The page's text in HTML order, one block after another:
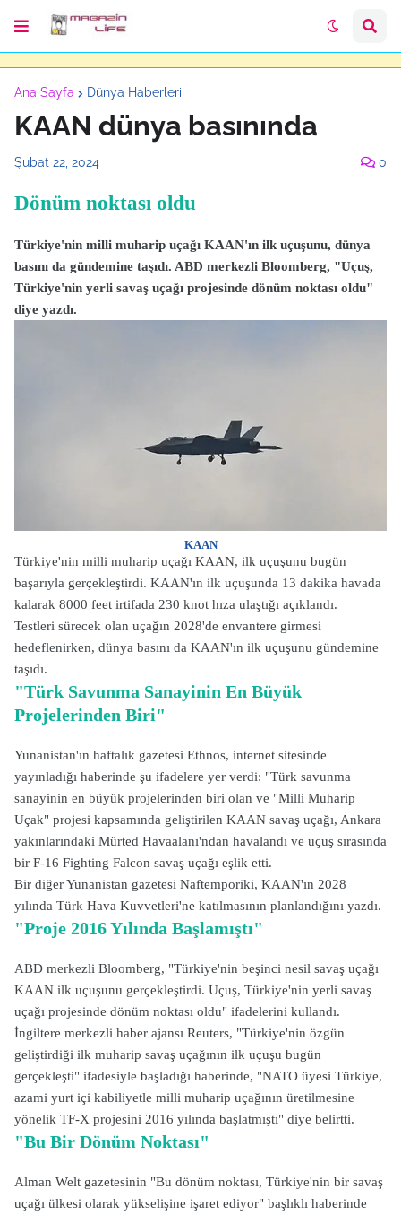
Ana Sayfa Dünya Haberleri
KAAN dünya basınında
Şubat 22, 2024 0
Dönüm noktası oldu
Türkiye'nin milli muharip uçağı KAAN'ın ilk uçuşunu, dünya
basını da gündemine taşıdı. ABD merkezli Bloomberg, "Uçuş,
Türkiye'nin yerli savaş uçağı projesinde dönüm noktası oldu"
diye yazdı.
KAAN
Türkiye'nin milli muharip uçağı KAAN, ilk uçuşunu bugün
başarıyla gerçekleştirdi. KAAN'ın ilk uçuşunda 13 dakika havada
kalarak 8000 feet irtifada 230 knot hıza ulaştığı açıklandı.
Testleri sürecek olan uçağın 2028'de envantere girmesi
hedeflenirken, dünya basını da KAAN'ın ilk uçuşunu gündemine
taşıdı.
"Türk Savunma Sanayinin En Büyük
Projelerinden Biri"
Yunanistan'ın haftalık gazetesi Ethnos, internet sitesinde
yayınladığı haberinde şu ifadelere yer verdi: "Türk savunma
sanayinin en büyük projelerinden biri olan ve "Milli Muharip
Uçak" projesi kapsamında geliştirilen KAAN savaş uçağı, Ankara
yakınlarındaki Mürted Havaalanı'ndan havalandı ve uçuş sırasında
bir F-16 Fighting Falcon savaş uçağı eşlik etti.
Bir diğer Yunanistan gazetesi Naftemporiki, KAAN'ın 2028
yılında Türk Hava Kuvvetleri'ne katılmasının planlandığını yazdı.
"Proje 2016 Yılında Başlamıştı"
ABD merkezli Bloomberg, "Türkiye'nin beşinci nesil savaş uçağı
KAAN ilk uçuşunu gerçekleştirdi. Uçuş, Türkiye'nin yerli savaş
uçağı projesinde dönüm noktası oldu" ifadelerini kullandı.
İngiltere merkezli haber ajansı Reuters, "Türkiye'nin özgün
geliştirdiği ilk muharip savaş uçağının ilk uçuşu bugün
gerçekleşti" ifadesiyle başladığı haberinde, "NATO üyesi Türkiye,
azami yurt içi kabiliyetle milli muharip uçağının üretilmesine
yönelik TF-X projesini 2016 yılında başlatmıştı" diye belirtti.
"Bu Bir Dönüm Noktası"
Alman Welt gazetesinin "Bu dönüm noktası, Türkiye'nin bir savaş
uçağı ülkesi olarak yükselişine işaret ediyor" başlıklı haberinde